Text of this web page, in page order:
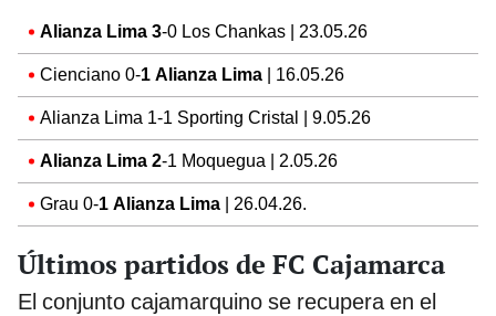
Alianza Lima 3-0 Los Chankas | 23.05.26
Cienciano 0-1 Alianza Lima | 16.05.26
Alianza Lima 1-1 Sporting Cristal | 9.05.26
Alianza Lima 2-1 Moquegua | 2.05.26
Grau 0-1 Alianza Lima | 26.04.26.
Últimos partidos de FC Cajamarca
El conjunto cajamarquino se recupera en el